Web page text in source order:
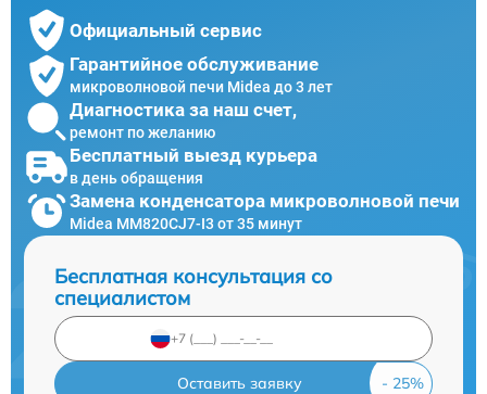
Официальный сервис
Гарантийное обслуживание
микроволновой печи Midea до 3 лет
Диагностика за наш счет,
ремонт по желанию
Бесплатный выезд курьера
в день обращения
Замена конденсатора микроволновой печи
Midea MM820CJ7-I3 от 35 минут
Бесплатная консультация со
специалистом
Оставить заявку